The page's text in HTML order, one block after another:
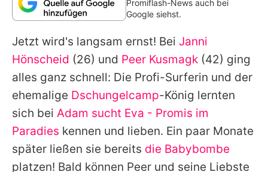
Team
Redaktionelle Richtlinien
Impressum
Nutzungsbedingungen
Utiq verwalten
Promiflash-News auch bei
Google siehst.
Jetzt wird's langsam ernst! Bei Janni
Hönscheid (26) und Peer Kusmagk (42) ging
alles ganz schnell: Die Profi-Surferin und der
ehemalige Dschungelcamp-König lernten
sich bei Adam sucht Eva - Promis im
Paradies kennen und lieben. Ein paar Monate
später ließen sie bereits die Babybombe
platzen! Bald können Peer und seine Liebste